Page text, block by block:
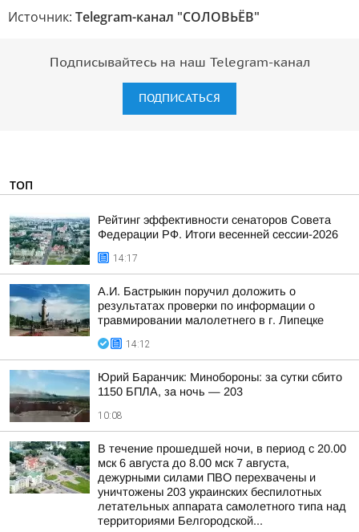
Источник: Telegram-канал "СОЛОВЬЁВ"
Подписывайтесь на наш Telegram-канал
ПОДПИСАТЬСЯ
ТОП
Рейтинг эффективности сенаторов Совета
Федерации РФ. Итоги весенней сессии-2026
14:17
А.И. Бастрыкин поручил доложить о
результатах проверки по информации о
травмировании малолетнего в г. Липецке
14:12
Юрий Баранчик: Минобороны: за сутки сбито
1150 БПЛА, за ночь — 203
10:08
В течение прошедшей ночи, в период с 20.00
мск 6 августа до 8.00 мск 7 августа,
дежурными силами ПВО перехвачены и
уничтожены 203 украинских беспилотных
летательных аппарата самолетного типа над
территориями Белгородской...